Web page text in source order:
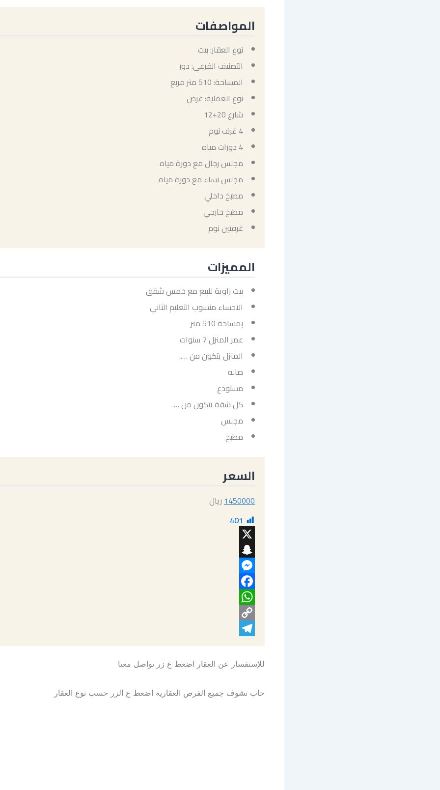
المواصفات
نوع العقار: بيت
التصنيف الفرعي: دور
المساحة: 510 متر مربع
نوع العملية: عرض
شارع 20+12
4 غرف نوم
4 دورات مياه
مجلس رجال مع دورة مياه
مجلس نساء مع دورة مياه
مطبخ داخلي
مطبخ خارجي
غرفتين نوم
المميزات
بيت زاوية للبيع مع خمس شقق
الاحساء منسوب التعليم الثاني
بمساحة 510 متر
عمر المنزل 7 سنوات
المنزل يتكون من …..
صاله
مستودع
كل شقة تتكون من ….
مجلس
مطبخ
السعر
1450000ريال
401
X
Snapchat
Messenger
Facebook
WhatsApp
Copy
للإستفسار عن العقار اضغط ع زر تواصل معنا
حاب تشوف جميع الفرص العقارية اضغط ع الزر حسب نوع العقار